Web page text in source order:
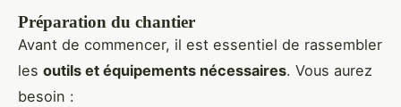
Préparation du chantier
Avant de commencer, il est essentiel de rassembler
les outils et équipements nécessaires. Vous aurez
besoin :